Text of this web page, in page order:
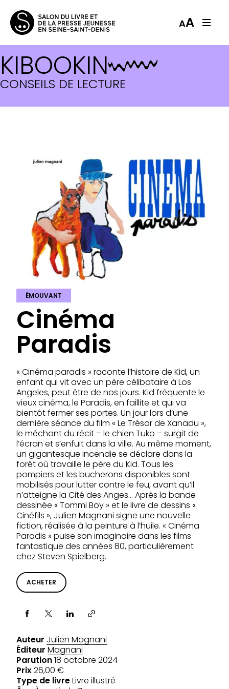
AA
KIBOOKIN
CONSEILS DE LECTURE
ÉMOUVANT
Cinéma
Paradis
« Cinéma paradis » raconte l’histoire de Kid, un
enfant qui vit avec un père célibataire à Los
Angeles, peut être de nos jours. Kid fréquente le
vieux cinéma, le Paradis, en faillite et qui va
bientôt fermer ses portes. Un jour lors d’une
dernière séance du film « Le Trésor de Xanadu »,
le méchant du récit – le chien Tuko – surgit de
l’écran et s’enfuit dans la ville. Au même moment,
un gigantesque incendie se déclare dans la
forêt où travaille le père du Kid. Tous les
pompiers et les bucherons disponibles sont
mobilisés pour lutter contre le feu, avant qu’il
n’atteigne la Cité des Anges… Après la bande
dessinée « Tommi Boy » et le livre de dessins «
Cinéfils », Julien Magnani signe une nouvelle
fiction, réalisée à la peinture à l’huile. « Cinéma
Paradis » puise son imaginaire dans les films
fantastique des années 80, particulièrement
chez Steven Spielberg.
ACHETER
Partager via
Auteur Julien Magnani
Éditeur Magnani
Parution18 octobre 2024
Prix26,00 €
Type de livreLivre illustré